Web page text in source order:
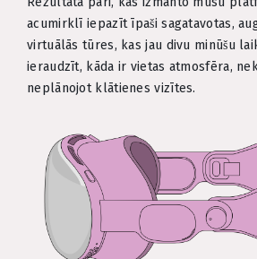
acumirklī iepazīt īpaši sagatavotas,
virtuālās tūres, kas jau divu minūšu
ieraudzīt, kāda ir vietas atmosfēra,
neplānojot klātienes vizītes.